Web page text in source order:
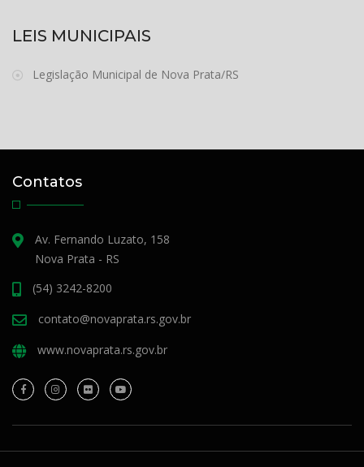
LEIS MUNICIPAIS
Legislação Municipal de Nova Prata/RS
Contatos
Av. Fernando Luzato, 158
Nova Prata - RS
(54) 3242-8200
contato@novaprata.rs.gov.br
www.novaprata.rs.gov.br